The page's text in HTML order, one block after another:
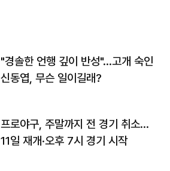
"경솔한 언행 깊이 반성"…고개 숙인
신동엽, 무슨 일이길래?
프로야구, 주말까지 전 경기 취소…
11일 재개·오후 7시 경기 시작